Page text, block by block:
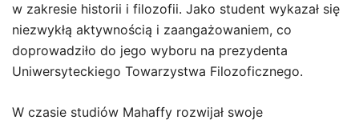
w zakresie historii i filozofii. Jako student wykazał się
niezwykłą aktywnością i zaangażowaniem, co
doprowadziło do jego wyboru na prezydenta
Uniwersyteckiego Towarzystwa Filozoficznego.
W czasie studiów Mahaffy rozwijał swoje